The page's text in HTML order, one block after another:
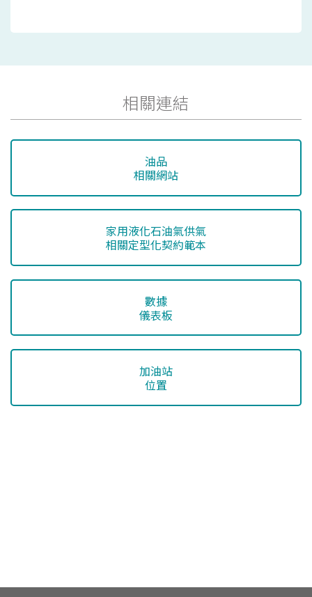
相關連結
油品
相關網站
家用液化石油氣供氣
相關定型化契約範本
數據
儀表板
加油站
位置